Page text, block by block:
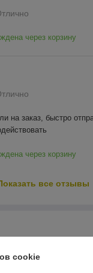
через корзину
на заказ, быстро
через корзину
все отзывы
cookie